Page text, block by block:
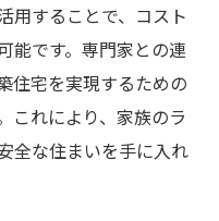
用することで、コスト
能です。専門家との連
住宅を実現するための
これにより、家族のラ
全な住まいを手に入れ